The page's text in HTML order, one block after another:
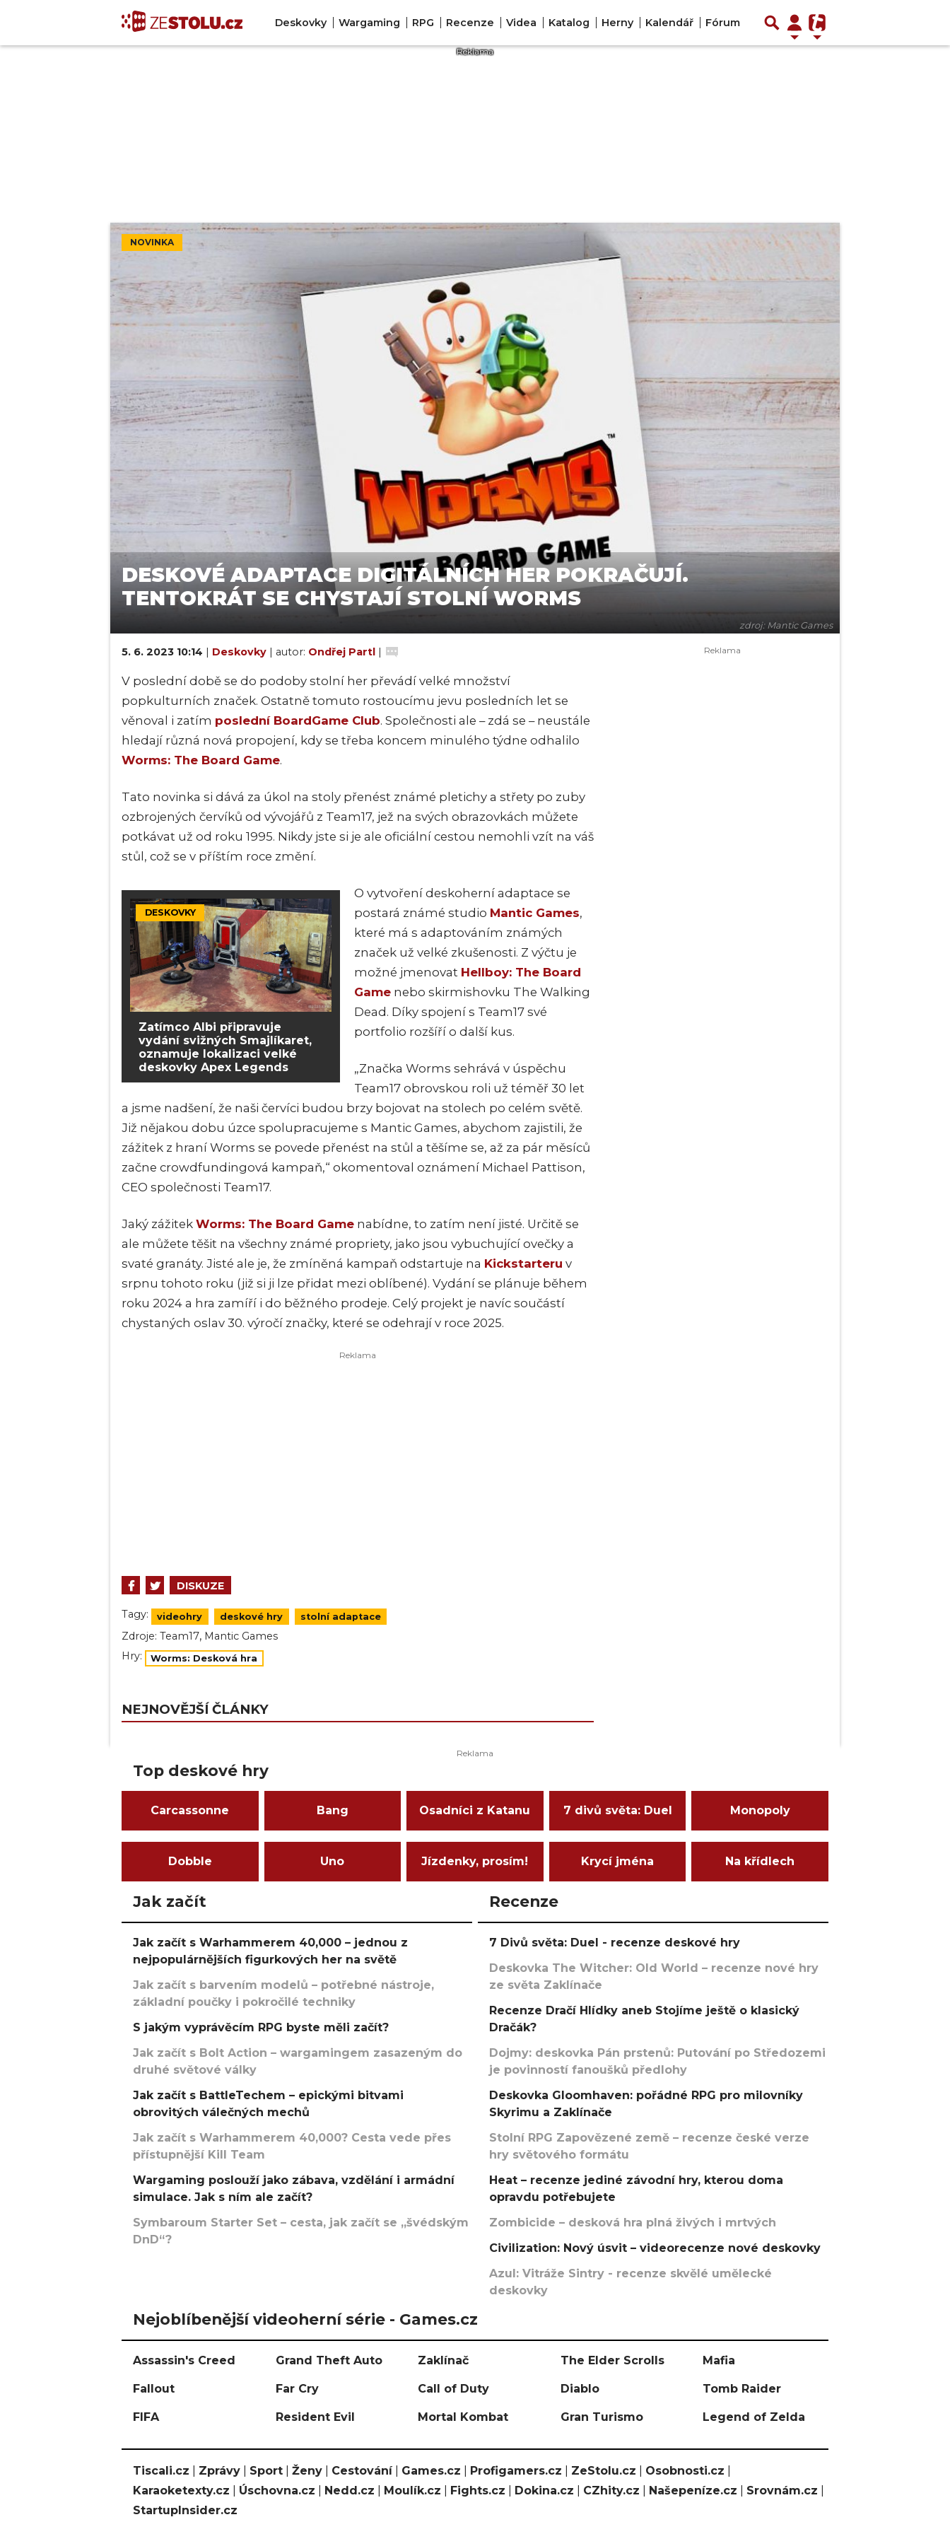
Deskovky Wargaming RPG Recenze Videa Katalog Herny Kalendář Fórum
NOVINKA
zdroj: Mantic Games
DESKOVÉ ADAPTACE DIGITÁLNÍCH HER POKRAČUJÍ.
TENTOKRÁT SE CHYSTAJÍ STOLNÍ WORMS
5. 6. 2023 10:14 | Deskovky | autor: Ondřej Partl |
V poslední době se do podoby stolní her převádí velké množství
popkulturních značek. Ostatně tomuto rostoucímu jevu posledních let se
věnoval i zatím poslední BoardGame Club. Společnosti ale – zdá se – neustále
hledají různá nová propojení, kdy se třeba koncem minulého týdne odhalilo
Worms: The Board Game.
Tato novinka si dává za úkol na stoly přenést známé pletichy a střety po zuby
ozbrojených červíků od vývojářů z Team17, jež na svých obrazovkách můžete
potkávat už od roku 1995. Nikdy jste si je ale oficiální cestou nemohli vzít na váš
stůl, což se v příštím roce změní.
DESKOVKY
Zatímco Albi připravuje
vydání svižných Smajlíkaret,
oznamuje lokalizaci velké
deskovky Apex Legends
O vytvoření deskoherní adaptace se
postará známé studio Mantic Games,
které má s adaptováním známých
značek už velké zkušenosti. Z výčtu je
možné jmenovat Hellboy: The Board
Game nebo skirmishovku The Walking
Dead. Díky spojení s Team17 své
portfolio rozšíří o další kus.
„Značka Worms sehrává v úspěchu
Team17 obrovskou roli už téměř 30 let
a jsme nadšení, že naši červíci budou brzy bojovat na stolech po celém světě.
Již nějakou dobu úzce spolupracujeme s Mantic Games, abychom zajistili, že
zážitek z hraní Worms se povede přenést na stůl a těšíme se, až za pár měsíců
začne crowdfundingová kampaň,“ okomentoval oznámení Michael Pattison,
CEO společnosti Team17.
Jaký zážitek Worms: The Board Game nabídne, to zatím není jisté. Určitě se
ale můžete těšit na všechny známé propriety, jako jsou vybuchující ovečky a
svaté granáty. Jisté ale je, že zmíněná kampaň odstartuje na Kickstarteru v
srpnu tohoto roku (již si ji lze přidat mezi oblíbené). Vydání se plánuje během
roku 2024 a hra zamíří i do běžného prodeje. Celý projekt je navíc součástí
chystaných oslav 30. výročí značky, které se odehrají v roce 2025.
DISKUZE
Tagy: videohry deskové hry stolní adaptace
Zdroje: Team17, Mantic Games
Hry:
Worms: Desková hra
NEJNOVĚJŠÍ ČLÁNKY
Top deskové hry
Carcassonne Bang Osadníci z Katanu 7 divů světa: Duel Monopoly
Dobble Uno Jízdenky, prosím! Krycí jména Na křídlech
Jak začít
Jak začít s Warhammerem 40,000 – jednou z
nejpopulárnějších figurkových her na světě
Jak začít s barvením modelů – potřebné nástroje,
základní poučky i pokročilé techniky
S jakým vyprávěcím RPG byste měli začít?
Jak začít s Bolt Action – wargamingem zasazeným do
druhé světové války
Jak začít s BattleTechem – epickými bitvami
obrovitých válečných mechů
Jak začít s Warhammerem 40,000? Cesta vede přes
přístupnější Kill Team
Wargaming poslouží jako zábava, vzdělání i armádní
simulace. Jak s ním ale začít?
Symbaroum Starter Set – cesta, jak začít se „švédským
DnD“?
Recenze
7 Divů světa: Duel - recenze deskové hry
Deskovka The Witcher: Old World – recenze nové hry
ze světa Zaklínače
Recenze Dračí Hlídky aneb Stojíme ještě o klasický
Dračák?
Dojmy: deskovka Pán prstenů: Putování po Středozemi
je povinností fanoušků předlohy
Deskovka Gloomhaven: pořádné RPG pro milovníky
Skyrimu a Zaklínače
Stolní RPG Zapovězené země – recenze české verze
hry světového formátu
Heat – recenze jediné závodní hry, kterou doma
opravdu potřebujete
Zombicide – desková hra plná živých i mrtvých
Civilization: Nový úsvit – videorecenze nové deskovky
Azul: Vitráže Sintry - recenze skvělé umělecké
deskovky
Nejoblíbenější videoherní série - Games.cz
Assassin's Creed Grand Theft Auto Zaklínač The Elder Scrolls Mafia
Fallout Far Cry Call of Duty Diablo Tomb Raider
FIFA Resident Evil Mortal Kombat Gran Turismo Legend of Zelda
Tiscali.cz Zprávy Sport Ženy Cestování| Games.cz Profigamers.cz ZeStolu.cz Osobnosti.cz
Karaoketexty.cz
Úschovna.cz Nedd.cz Moulík.cz Fights.cz Dokina.cz CZhity.cz Našepeníze.cz Srovnám.cz
StartupInsider.cz